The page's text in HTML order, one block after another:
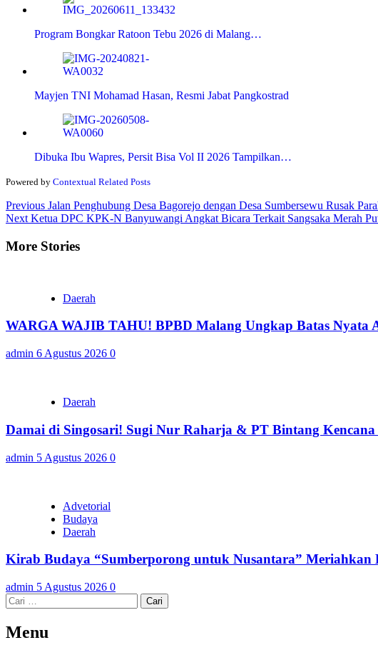
Program Bongkar Ratoon Tebu 2026 di Malang…
Mayjen TNI Mohamad Hasan, Resmi Jabat Pangkostrad
Dibuka Ibu Wapres, Persit Bisa Vol II 2026 Tampilkan…
Powered by Contextual Related Posts
Continue
Reading
Previous Jalan Penghubung Desa Bagorejo dengan Desa Sumbersewu Rusak
Next Ketua DPC KPK-N Banyuwangi Angkat Bicara Terkait Sangsaka Merah
More Stories
Daerah
WARGA WAJIB TAHU! BPBD Malang Ungkap Batas Nyata
admin 6 Agustus 2026 0
Daerah
Damai di Singosari! Sugi Nur Raharja & PT Bintang
admin 5 Agustus 2026 0
Advetorial
Budaya
Daerah
Kirab Budaya “Sumberporong untuk Nusantara”
admin 5 Agustus 2026 0
Cari
untuk:
Menu